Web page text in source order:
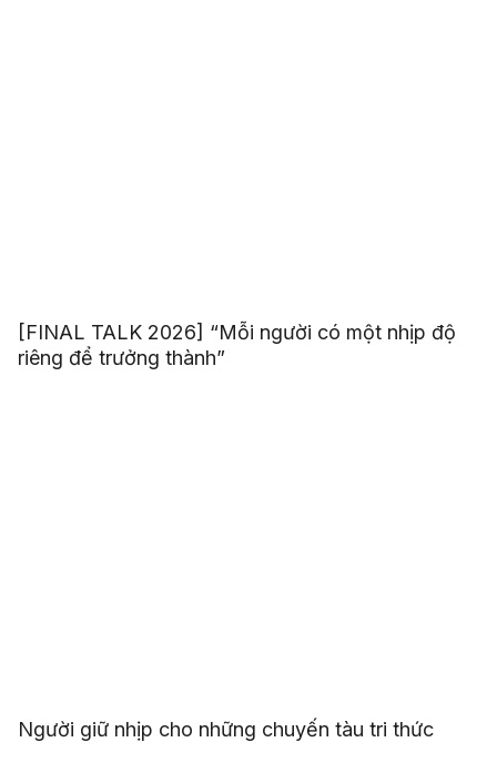
[FINAL TALK 2026] “Mỗi người có một nhịp độ
riêng để trưởng thành”
Người giữ nhịp cho những chuyến tàu tri thức